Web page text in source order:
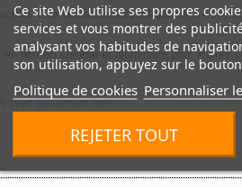
Elle est facilement adaptable a
noir ou chrome et aluminium poli. Autres
piétement noir
Ce site Web utilise ses propres
services et vous montrer des
analysant vos habitudes de
son utilisation, appuyez sur le
Politique de cookies Personnaliser
REJETER TOUT